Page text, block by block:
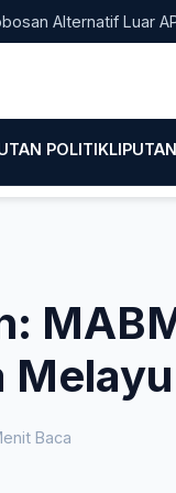
Luar APBD,
POLITIK
Baca